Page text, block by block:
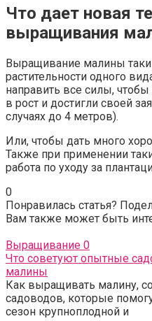
Что дает новая
выращивания
Выращивание малины
растительности одного
направить все силы,
в рост и достигли своей
случаях до 4 метров).
Или, чтобы дать много
Также при применении
работа по уходу за
0
Понравилась статья?
Вам также может быть
Выращивание 0
Что советуют опытные
малины
Как выращивать малину,
садоводов, которые
сезон крупноплодной и